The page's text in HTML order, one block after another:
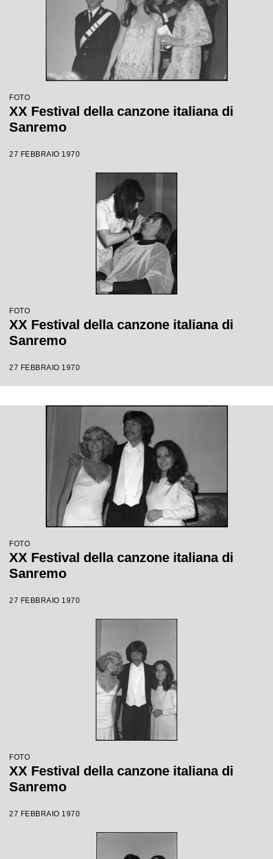
FOTO
XX Festival della canzone italiana di
Sanremo
27 FEBBRAIO 1970
FOTO
XX Festival della canzone italiana di
Sanremo
27 FEBBRAIO 1970
FOTO
XX Festival della canzone italiana di
Sanremo
27 FEBBRAIO 1970
FOTO
XX Festival della canzone italiana di
Sanremo
27 FEBBRAIO 1970